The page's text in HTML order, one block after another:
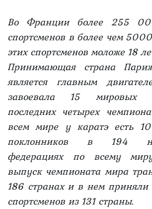
Во Франции более 255
спортсменов в более чем
этих спортсменов моложе 18
Принимающая страна
является главным
завоевала 15 мировых
последних четырех
всем мире у каратэ есть
поклонников в 194
федерациях по всему
выпуск чемпионата мира
186 странах и в нем приняли
спортсменов из 131 страны.